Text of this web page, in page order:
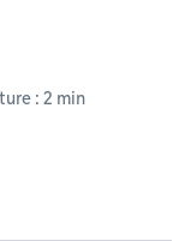
: 2 min